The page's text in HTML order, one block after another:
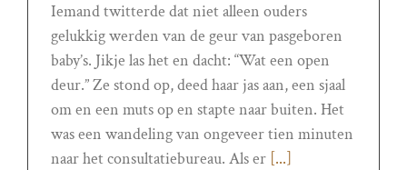
Iemand twitterde dat niet alleen ouders
gelukkig werden van de geur van pasgeboren
baby’s. Jikje las het en dacht: “Wat een open
deur.” Ze stond op, deed haar jas aan, een sjaal
om en een muts op en stapte naar buiten. Het
was een wandeling van ongeveer tien minuten
naar het consultatiebureau. Als er [...]